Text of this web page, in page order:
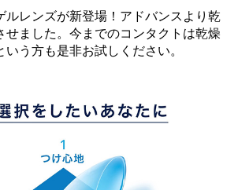
ルレンズが新登場！アドバンスより乾
せました。今までのコンタクトは乾燥
いう方も是非お試しください。